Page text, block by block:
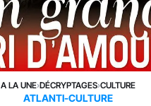
A LA UNE›DÉCRYPTAGES›CULTURE
ATLANTI-CULTURE